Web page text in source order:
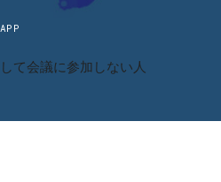
て会議に参加しない人